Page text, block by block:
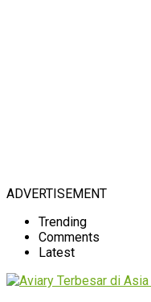
ADVERTISEMENT
Trending
Comments
Latest